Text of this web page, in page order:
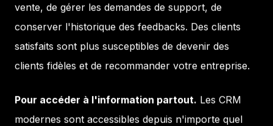
vente, de gérer les demandes de support, de
conserver l'historique des feedbacks. Des clients
satisfaits sont plus susceptibles de devenir des
clients fidèles et de recommander votre entreprise.
Pour accéder à l'information partout. Les CRM
modernes sont accessibles depuis n'importe quel